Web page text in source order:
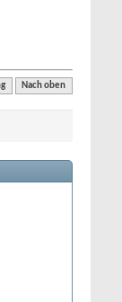
Nach oben